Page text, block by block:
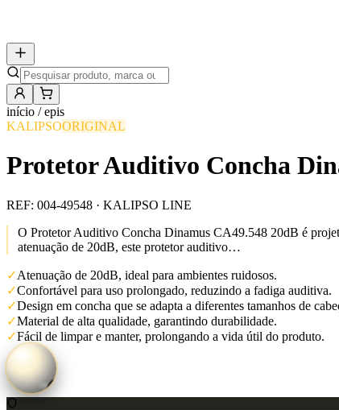
início /epis
KALIPSOORIGINAL
Protetor Auditivo Concha
REF: 004-49548 · KALIPSO LINE
O Protetor Auditivo Concha Dinamus CA49.548 20dB é
atenuação de 20dB, este protetor auditivo…
✓Atenuação de 20dB, ideal para ambientes ruidosos.
✓Confortável para uso prolongado, reduzindo a fadiga auditiva.
✓Design em concha que se adapta a diferentes tamanhos de
✓Material de alta qualidade, garantindo durabilidade.
✓Fácil de limpar e manter, prolongando a vida útil do produto.